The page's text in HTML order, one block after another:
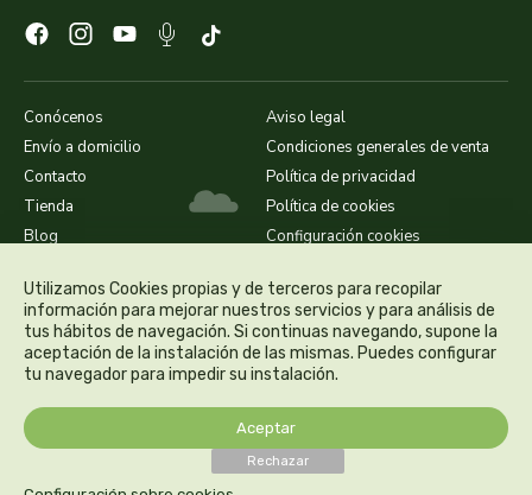
Utilizamos Cookies propias y de terceros para recopilar
información para mejorar nuestros servicios y para análisis de
tus hábitos de navegación. Si continuas navegando, supone la
aceptación de la instalación de las mismas. Puedes configurar
tu navegador para impedir su instalación.
Aceptar
Rechazar
Conócenos
Envío a domicilio
Contacto
Tienda
Blog
Aviso legal
Condiciones generales de venta
Política de privacidad
Política de cookies
Configuración cookies
rhatma
saludviva
salus
sanavy